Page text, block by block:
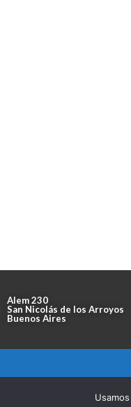
Alem 230
San Nicolás de los Arroyos
Buenos Aires